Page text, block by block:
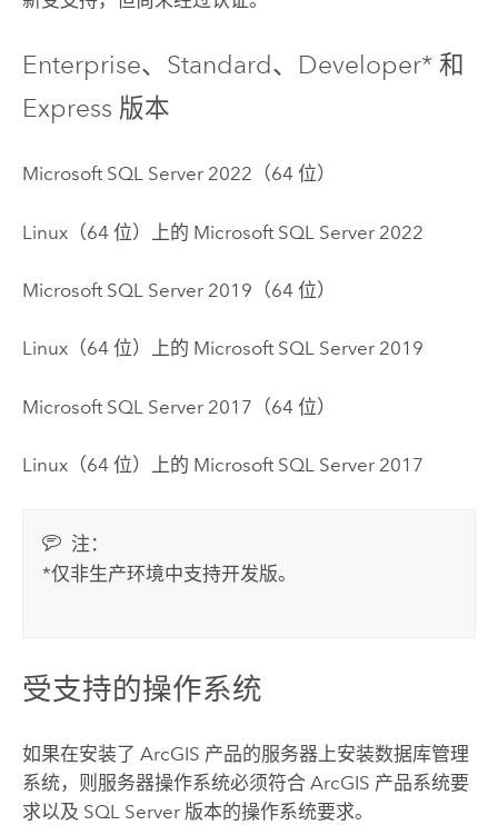
Enterprise、Standard、Developer* 和
Express 版本
Microsoft SQL Server2022（64 位）
Linux（64 位）上的 Microsoft SQL Server2022
Microsoft SQL Server2019（64 位）
Linux（64 位）上的 Microsoft SQL Server2019
Microsoft SQL Server2017（64 位）
Linux（64 位）上的 Microsoft SQL Server2017
注：
*仅非生产环境中支持开发版。
受支持的操作系统
如果在安装了 ArcGIS 产品的服务器上安装数据库管理
系统，则服务器操作系统必须符合 ArcGIS 产品系统要
求以及 SQL Server版本的操作系统要求。